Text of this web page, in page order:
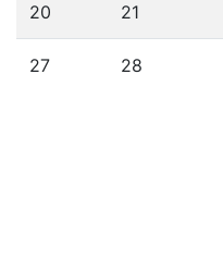
20 21
27 28